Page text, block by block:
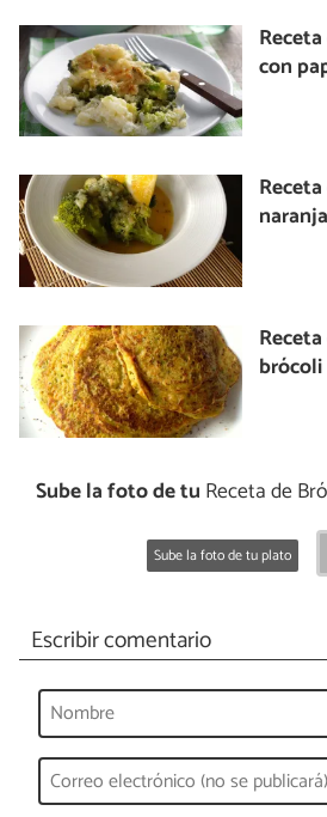
con
naranja
brócoli
Sube la foto de tu Receta de
Sube la foto de tu plato
Escribir comentario